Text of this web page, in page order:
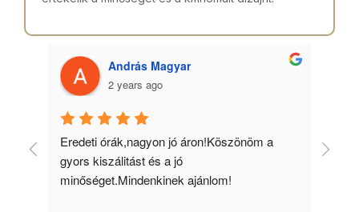
András Magyar
2 years ago
Eredeti órák,nagyon jó áron!Köszönöm a
gyors kiszálitást és a jó
minőséget.Mindenkinek ajánlom!